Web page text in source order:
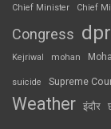
Chief Minister
Chief
Congress
Kejriwal mohan
suicide Supreme
Weather इंदौर